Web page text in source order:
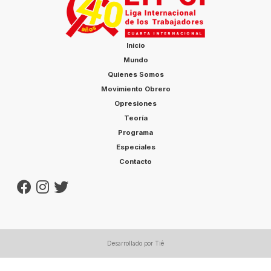
Inicio
Mundo
Quienes Somos
Movimiento Obrero
Opresiones
Teoría
Programa
Especiales
Contacto
Desarrollado por Tiê